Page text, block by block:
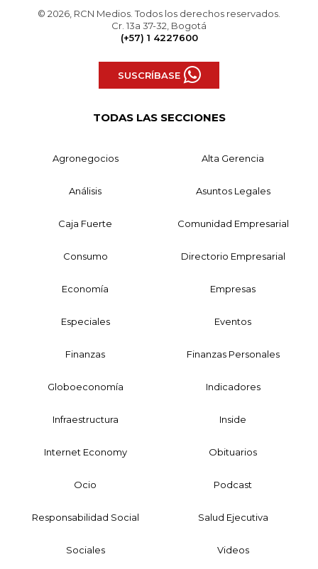
© 2026, RCN Medios. Todos los derechos reservados.
Cr. 13a 37-32, Bogotá
(+57) 1 4227600
SUSCRÍBASE
TODAS LAS SECCIONES
Agronegocios Alta Gerencia
Análisis Asuntos Legales
Caja Fuerte Comunidad Empresarial
Consumo Directorio Empresarial
Economía Empresas
Especiales Eventos
Finanzas Finanzas Personales
Globoeconomía Indicadores
Infraestructura Inside
Internet Economy Obituarios
Ocio Podcast
Responsabilidad Social Salud Ejecutiva
Sociales Videos